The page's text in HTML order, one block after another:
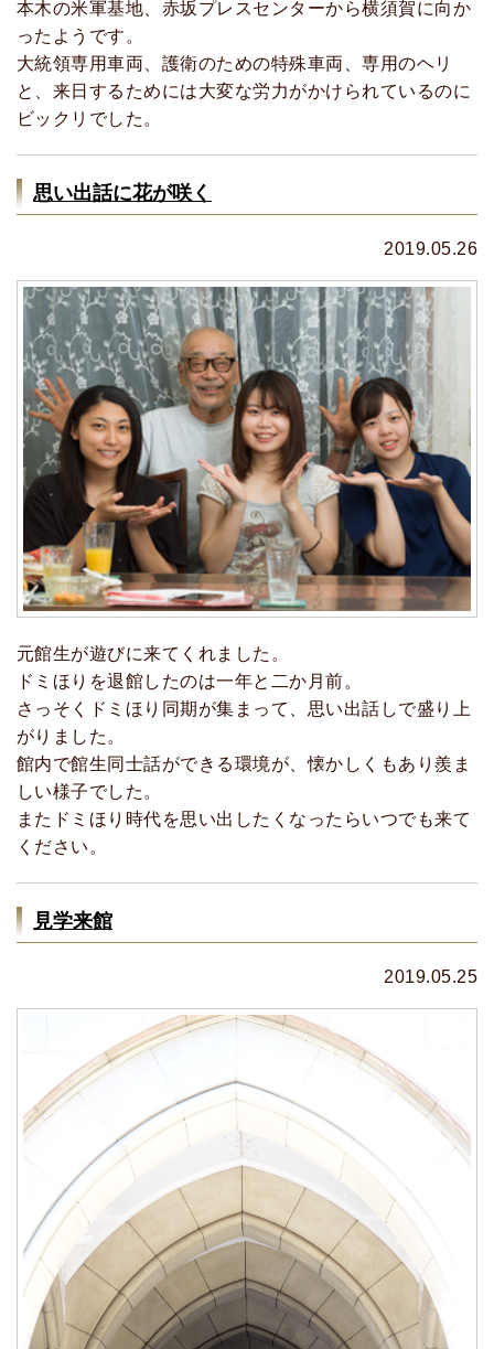
本木の米軍基地、赤坂プレスセンターから横須賀に向か
ったようです。
大統領専用車両、護衛のための特殊車両、専用のヘリ
と、来日するためには大変な労力がかけられているのに
ビックリでした。
思い出話に花が咲く
2019.05.26
元館生が遊びに来てくれました。
ドミほりを退館したのは一年と二か月前。
さっそくドミほり同期が集まって、思い出話しで盛り上
がりました。
館内で館生同士話ができる環境が、懐かしくもあり羨ま
しい様子でした。
またドミほり時代を思い出したくなったらいつでも来て
ください。
見学来館
2019.05.25